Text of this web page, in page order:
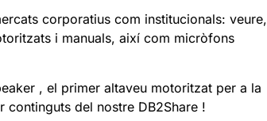
corporatius com institucionals: veure,
i manuals, així com micròfons
, el primer altaveu motoritzat per a la
del nostre DB2Share !